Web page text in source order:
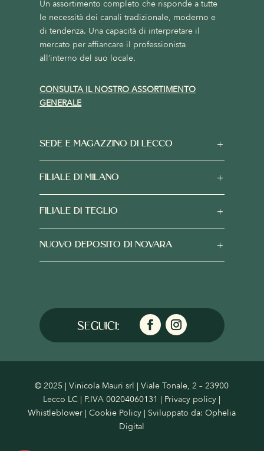
Un assortimento completo che risponde a tutte
le necessità dei canali tradizionale, moderno e
di tendenza. Una capacità di interpretare il
mercato per affiancare il professionista
all’interno del suo locale.
CONSULTA IL NOSTRO ASSORTIMENTO
GENERALE
SEDE E MAGAZZINO DI LECCO
FILIALE DI MILANO
FILIALE DI TEGLIO
NUOVO DEPOSITO DI NOVARA
© 2025 | Vinicola Mauri srl | Viale Tonale, 2 – 23900
Lecco LC | P.IVA 00204060131 | Privacy policy |
Whistleblower |Cookie Policy | Sviluppato da:Ophelia
Digital